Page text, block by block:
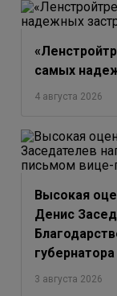
самых
4 августа 2026
Высокая
Денис
3 августа 2026